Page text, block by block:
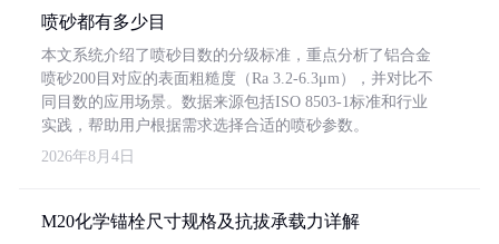
喷砂都有多少目
本文系统介绍了喷砂目数的分级标准，重点分析了铝合金
喷砂200目对应的表面粗糙度（Ra 3.2-6.3μm），并对比不
同目数的应用场景。数据来源包括ISO 8503-1标准和行业
实践，帮助用户根据需求选择合适的喷砂参数。
2026年8月4日
M20化学锚栓尺寸规格及抗拔承载力详解